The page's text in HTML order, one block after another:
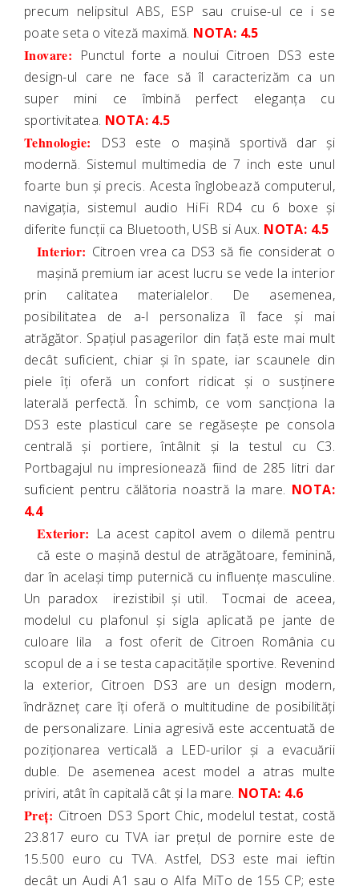
precum nelipsitul ABS, ESP sau cruise-ul ce i se
poate seta o viteză maximă. NOTA: 4.5
Inovare: Punctul forte a noului Citroen DS3 este
design-ul care ne face să îl caracterizăm ca un
super mini ce îmbină perfect eleganța cu
sportivitatea. NOTA: 4.5
Tehnologie:
DS3 este o mașină sportivă dar și
modernă. Sistemul multimedia de 7 inch este unul
foarte bun și precis. Acesta înglobează computerul,
navigația, sistemul audio HiFi RD4 cu 6 boxe și
diferite funcții ca Bluetooth, USB si Aux. NOTA: 4.5
Interior: Citroen vrea ca DS3 să fie considerat o
mașină premium iar acest lucru se vede la interior
prin calitatea materialelor. De asemenea,
posibilitatea de a-l personaliza îl face și mai
atrăgător. Spațiul pasagerilor din față este mai mult
decât suficient, chiar și în spate, iar scaunele din
piele îți oferă un confort ridicat și o susținere
laterală perfectă. În schimb, ce vom sancționa la
DS3 este plasticul care se regăsește pe consola
centrală și portiere, întâlnit și la testul cu C3.
Portbagajul nu impresionează fiind de 285 litri dar
suficient pentru călătoria noastră la mare. NOTA:
4.4
Exterior: La acest capitol avem o dilemă pentru
că este o mașină destul de atrăgătoare, feminină,
dar în același timp puternică cu influențe masculine.
Un paradox irezistibil și util. Tocmai de aceea,
modelul cu plafonul și sigla aplicată pe jante de
culoare lila a fost oferit de Citroen România cu
scopul de a i se testa capacitățile sportive. Revenind
la exterior, Citroen DS3 are un design modern,
îndrăzneț care îți oferă o multitudine de posibilități
de personalizare. Linia agresivă este accentuată de
poziționarea verticală a LED-urilor și a evacuării
duble. De asemenea acest model a atras multe
priviri, atât în capitală cât și la mare. NOTA: 4.6
Preț: Citroen DS3 Sport Chic, modelul testat, costă
23.817 euro cu TVA iar prețul de pornire este de
15.500 euro cu TVA. Astfel, DS3 este mai ieftin
decât un Audi A1 sau o Alfa MiTo de 155 CP; este